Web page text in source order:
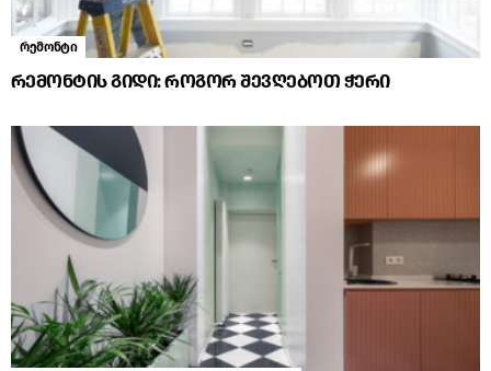
რემონტი
რემონტის გიდი: როგორ შევღებოთ ჭერი